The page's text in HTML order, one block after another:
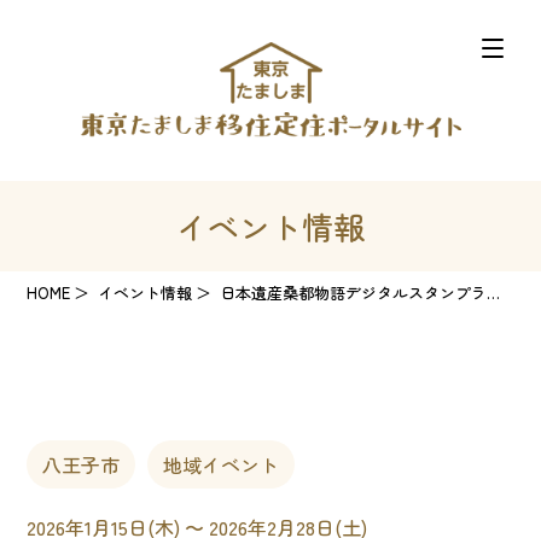
イベント情報
HOME イベント情報 日本遺産桑都物語デジタルスタンプラリー
八王子市 地域イベント
2026年1月15日(木) 〜 2026年2月28日(土)